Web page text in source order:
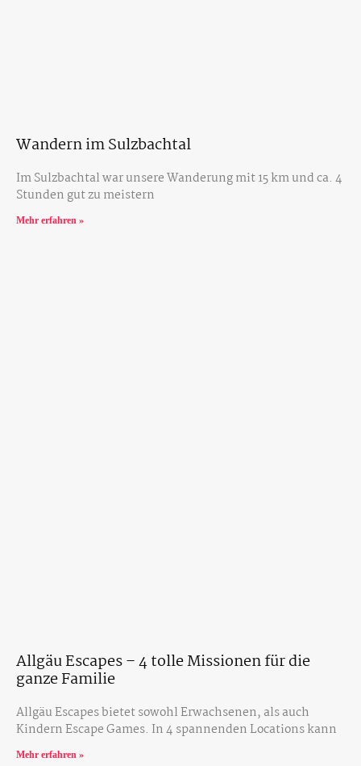
Wandern im Sulzbachtal
Im Sulzbachtal war unsere Wanderung mit 15 km und ca. 4
Stunden gut zu meistern
Mehr erfahren »
Allgäu Escapes – 4 tolle Missionen für die
ganze Familie
Allgäu Escapes bietet sowohl Erwachsenen, als auch
Kindern Escape Games. In 4 spannenden Locations kann
Mehr erfahren »